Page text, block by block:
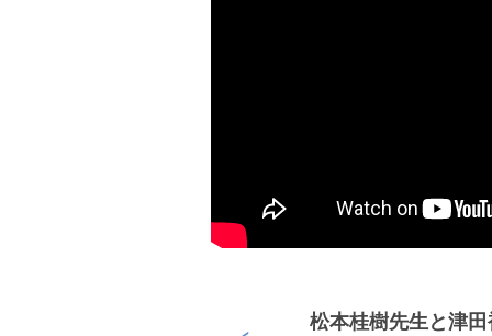
松本桂樹先生と津